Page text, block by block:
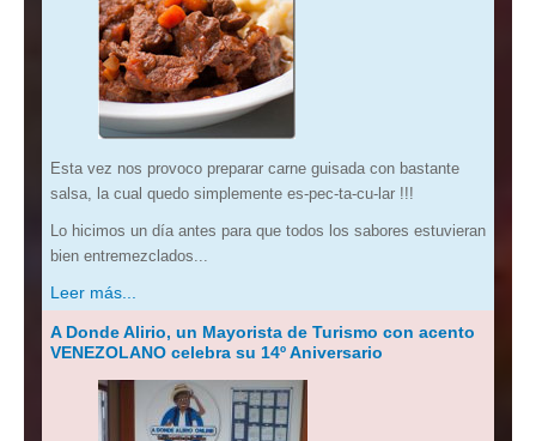
Esta vez nos provoco preparar carne guisada con bastante
salsa, la cual quedo simplemente es-pec-ta-cu-lar !!!
Lo hicimos un día antes para que todos los sabores estuvieran
bien entremezclados...
Leer más...
A Donde Alirio, un Mayorista de Turismo con acento
VENEZOLANO celebra su 14º Aniversario